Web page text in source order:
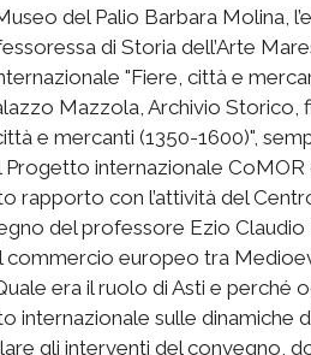
del Palio Barbara Molina,
di Storia dell’Arte
"Fiere, città e
Mazzola, Archivio Storico,
e mercanti (1350-1600)",
internazionale CoMOR
rapporto con l’attività del
del professore Ezio Claudio
europeo tra
era il ruolo di Asti e perché
internazionale sulle dinamiche
gli interventi del convegno,